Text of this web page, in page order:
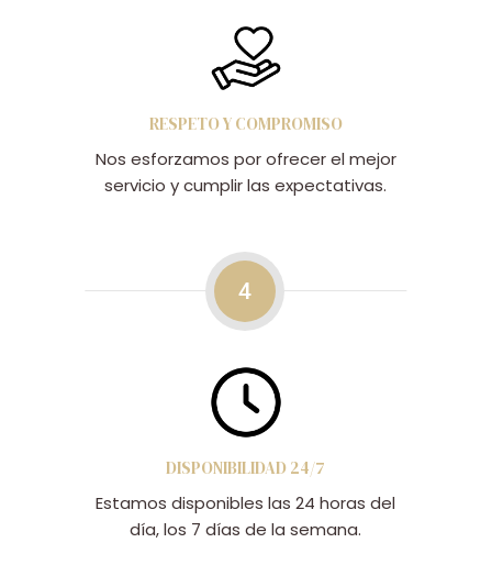
RESPETO Y COMPROMISO
Nos esforzamos por ofrecer el mejor
servicio y cumplir las expectativas.
4
DISPONIBILIDAD 24/7
Estamos disponibles las 24 horas del
día, los 7 días de la semana.